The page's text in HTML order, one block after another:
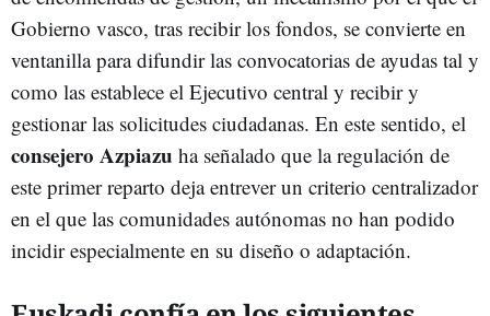
Gobierno vasco, tras recibir los fondos, se convierte en
ventanilla para difundir las convocatorias de ayudas tal y
como las establece el Ejecutivo central y recibir y
gestionar las solicitudes ciudadanas. En este sentido, el
consejero Azpiazu ha señalado que la regulación de
este primer reparto deja entrever un criterio centralizador
en el que las comunidades autónomas no han podido
incidir especialmente en su diseño o adaptación.